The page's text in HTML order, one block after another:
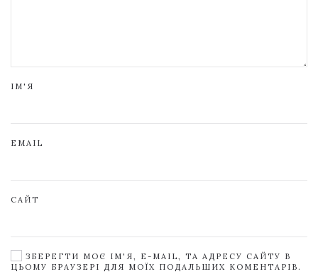
ІМ'Я
EMAIL
САЙТ
ЗБЕРЕГТИ МОЄ ІМ'Я, E-MAIL, ТА АДРЕСУ САЙТУ В
ЦЬОМУ БРАУЗЕРІ ДЛЯ МОЇХ ПОДАЛЬШИХ КОМЕНТАРІВ.